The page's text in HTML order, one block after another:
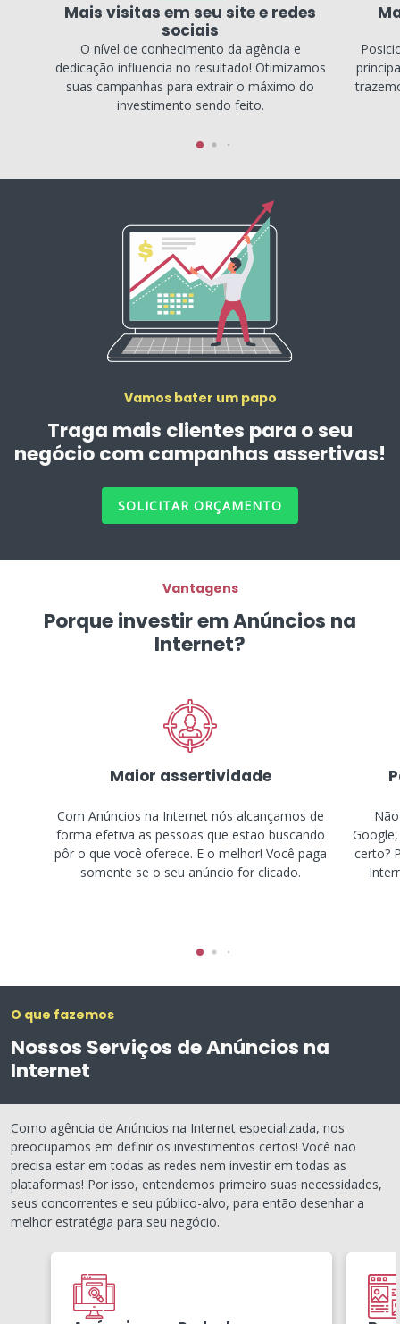
Mais visitas em seu site e redes
sociais
O nível de conhecimento da agência e
dedicação influencia no resultado! Otimizamos
suas campanhas para extrair o máximo do
investimento sendo feito.
Vamos bater um papo
Traga mais clientes para o seu
negócio com campanhas assertivas!
SOLICITAR ORÇAMENTO
Vantagens
Porque investir em Anúncios na
Internet?
Maior assertividade
Com Anúncios na Internet nós alcançamos de
forma efetiva as pessoas que estão buscando
pôr o que você oferece. E o melhor! Você paga
somente se o seu anúncio for clicado.
certo?
O que fazemos
Nossos Serviços de Anúncios na
Internet
Como agência de Anúncios na Internet especializada, nos
preocupamos em definir os investimentos certos! Você não
precisa estar em todas as redes nem investir em todas as
plataformas! Por isso, entendemos primeiro suas necessidades,
seus concorrentes e seu público-alvo, para então desenhar a
melhor estratégia para seu negócio.